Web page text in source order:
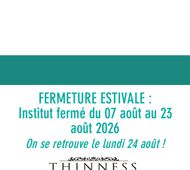
FERMETURE ESTIVALE :
Institut fermé du 07 août au 23
août 2026
On se retrouve le lundi 24 août !